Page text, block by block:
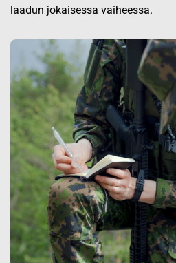
laadun jokaisessa vaiheessa.